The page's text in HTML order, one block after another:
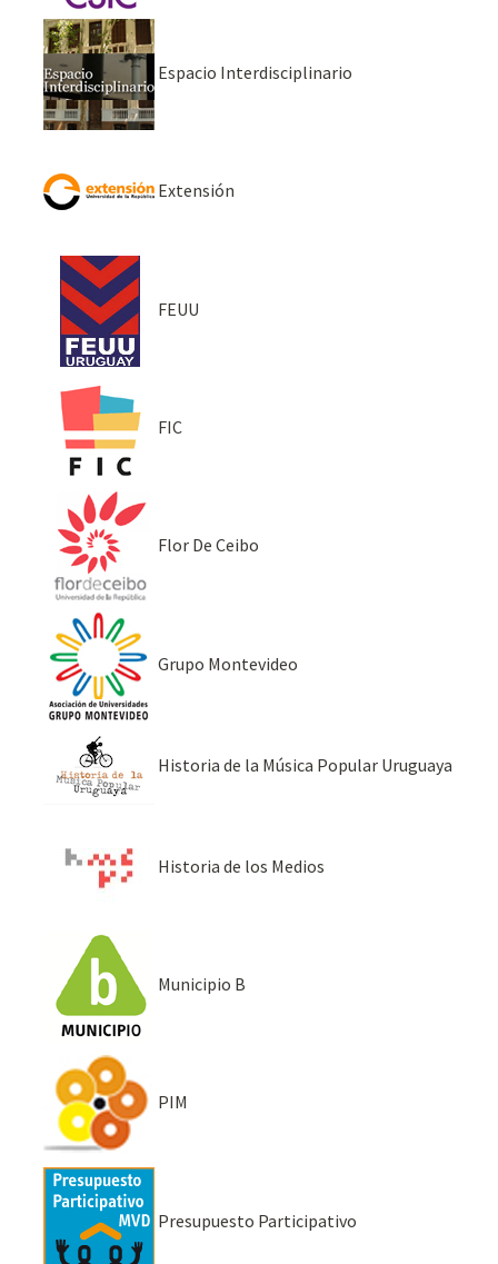
Espacio Interdisciplinario
Extensión
FEUU
FIC
Flor De Ceibo
Grupo Montevideo
Historia de la Música Popular Uruguaya
Historia de los Medios
Municipio B
PIM
Presupuesto Participativo